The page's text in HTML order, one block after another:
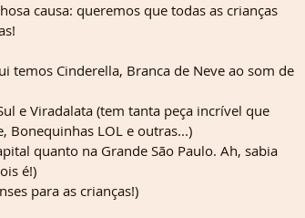
causa: queremos que todas as crianças
temos Cinderella, Branca de Neve ao som de
e Viradalata (tem tanta peça incrível que
Bonequinhas LOL e outras...)
quanto na Grande São Paulo. Ah, sabia
é!)
para as crianças!)